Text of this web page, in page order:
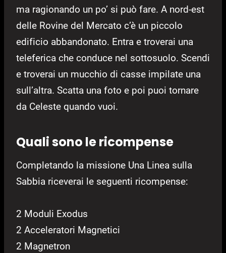
ma ragionando un po’ si può fare. A nord-est
delle Rovine del Mercato c’è un piccolo
edificio abbandonato. Entra e troverai una
teleferica che conduce nel sottosuolo. Scendi
e troverai un mucchio di casse impilate una
sull’altra. Scatta una foto e poi puoi tornare
da Celeste quando vuoi.
Quali sono le ricompense
Completando la missione Una Linea sulla
Sabbia riceverai le seguenti ricompense:
2 Moduli Exodus
2 Acceleratori Magnetici
2 Magnetron